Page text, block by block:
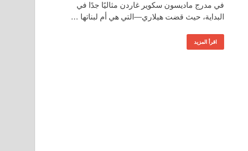
في مدرج ماديسون سكوير غاردن مثاليًا جدًا في
البداية، حيث قضت هيلاري—التي هي أم لبناتها …
اقرأ المزيد